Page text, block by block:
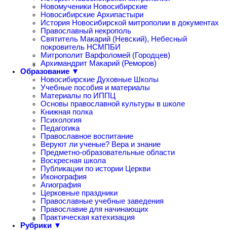
Новомученики Новосибирские
Новосибирские Архипастыри
История Новосибирской митрополии в документах
Православный некрополь
Святитель Макарий (Невский), Небесный
покровитель НСМПБИ
Митрополит Варфоломей (Городцев)
Архимандрит Макарий (Реморов)
Образование ▼
Новосибирские Духовные Школы
Учебные пособия и материалы
Материалы по ИППЦ
Основы православной культуры в школе
Книжная полка
Психология
Педагогика
Православное воспитание
Веруют ли ученые? Вера и знание
Предметно-образовательные области
Воскресная школа
Публикации по истории Церкви
Иконография
Агиография
Церковные праздники
Православные учебные заведения
Православие для начинающих
Практическая катехизация
Рубрики ▼